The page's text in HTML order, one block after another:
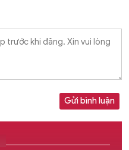
Gửi bình luận